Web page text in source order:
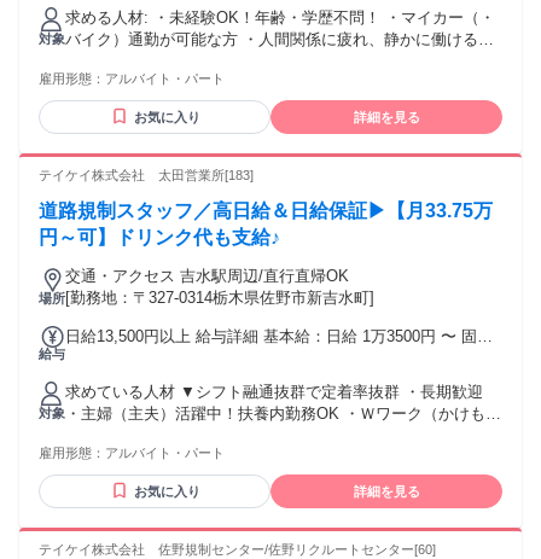
対象
求める人材: ・未経験OK！年齢・学歴不問！ ・マイカー（・
バイク）通勤が可能な方 ・人間関係に疲れ、静かに働ける職
ツコツ取り組むのが得意な方 ・誰かに振り回される働き方か
ら抜け出したい方 ・過度なコミュニケーションを求めない仕
事がしたい方 ・スマホを使って地図を確認できる方 ・LINEを
雇用形態： アルバイト・パート
お気に入り 詳細を見る
テイケイ株式会社 太田営業所[183]
道路規制スタッフ／高日給＆日給保証▶【月33.75万
円～可】ドリンク代も支給♪
場所
交通・アクセス 吉水駅周辺/直行直帰OK
[勤務地：〒327-0314栃木県佐野市新吉水町]
給与
日給13,500円以上 給与詳細 基本給：日給 1万3500円 〜 固定
勤・家族手当金額：なし 全員に一律で支払われるその他手当
金額：なし ■道路規制設置員 …日勤1万1500円～/夜勤1万
3500円～ ■道路規制ドライバー …日勤1万2500円～/夜勤1万
4500円～ ■交通誘導･イベント警備 …日勤1万円～/夜勤1万
当あり！】 高収入・高額求人をお探しの方に！ ✅高速道路本
線の警備は日給＋500円 ✅交通誘導検定資格者は日給＋500円
検定資格配置現場なら日給＋1500円
対象
求めている人材 ▼シフト融通抜群で定着率抜群 ・長期歓迎
・主婦（主夫）活躍中！扶養内勤務OK ・Ｗワーク（かけも
学歴・資格・経験一切不問！ ・未経験・初心者OK ・無資格
の18歳スタッフ活躍中 ・20代・30代の若手（若者）活躍中 ・
40代・50代の中高年/ミドル活躍中 ・60代以上のシニア活躍中
験のある方【採用率UP!!】 ★イベント警備、雑踏警備の経験
雇用形態： アルバイト・パート
お気に入り 詳細を見る
テイケイ株式会社 佐野規制センター/佐野リクルートセンター[60]